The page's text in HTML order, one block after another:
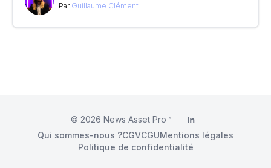
Par Guillaume Clément
© 2026 News Asset Pro™ LinkedIn
Qui sommes-nous ?CGVCGUMentions légales
Politique de confidentialité